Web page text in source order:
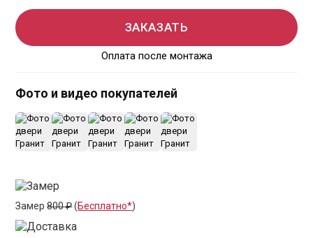
ЗАКАЗАТЬ
Оплата после монтажа
Фото и видео покупателей
Замер800 ₽(Бесплатно*)